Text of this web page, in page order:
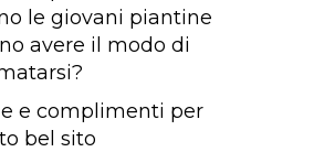
le giovani piantine
avere il modo di
e complimenti per
bel sito